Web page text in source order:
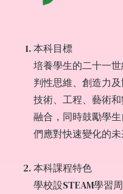
本科目標
培養學生的二十一
判性思維、創造力
技術、工程、藝術
融合，同時鼓勵學
們應對快速變化的未
本科課程特色
學校設STEAM學習